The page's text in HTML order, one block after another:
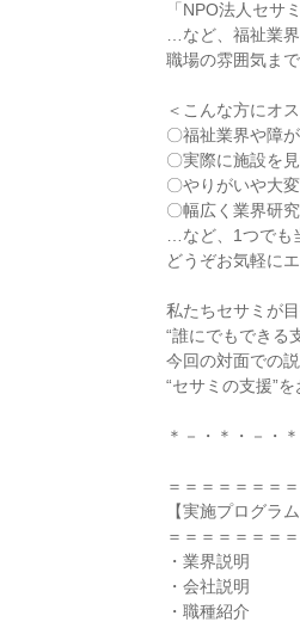
「NPO法人セサ
…など、福祉業
職場の雰囲気ま
＜こんな方にオ
〇福祉業界や障
〇実際に施設を
〇やりがいや大
〇幅広く業界研
…など、1つでも
どうぞお気軽に
私たちセサミが
“誰にでもできる
今回の対面での
“セサミの支援”
＊－・＊・－・
＝＝＝＝＝＝＝
【実施プログラム
＝＝＝＝＝＝＝
・業界説明
・会社説明
・職種紹介